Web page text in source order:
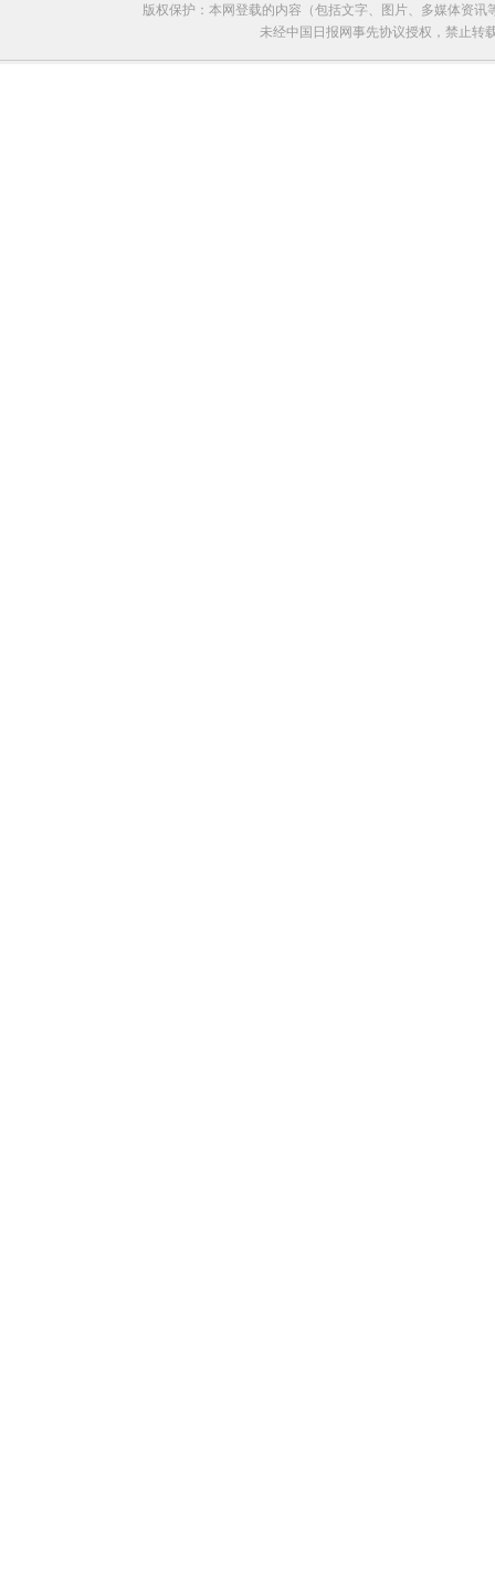
版权保护：本网登载的内容（包括文字、图片、多媒体资
未经中国日报网事先协议授权，禁止转